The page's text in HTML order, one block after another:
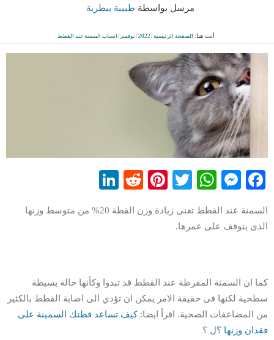
مرسل بواسطة طبيبة بيطرية
أنت هنا: الصفحة الرئيسية/
2022
/ نوفمبر /اسباب السمنة عند القطط
Facebook
Messenger
WhatsApp
Twitter
Pinterest
Reddit
السمنة عند القطط تعنى زيادة وزن القطة 20% من متوسط وزنها
الذى يتوقف على عمرها.
كما ان السمنة المفرطة عند القطط قد تبدوا وكأنها حالة بسيطة
سطحية لكنها فى حقيقة الامر يمكن ان تؤدي الى اصابة القطط بالكثير
من المضاعفات الصحية. اقرأ ايضا:كيف تساعد قطتك السمينة على
فقدان وزنها ؟ل ؟